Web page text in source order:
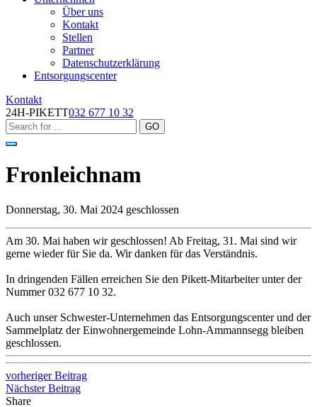
Über uns
Kontakt
Stellen
Partner
Datenschutzerklärung
Entsorgungscenter
Kontakt
24H-PIKETT032 677 10 32
Fronleichnam
Donnerstag, 30. Mai 2024 geschlossen
Am 30. Mai haben wir geschlossen! Ab Freitag, 31. Mai sind wir
gerne wieder für Sie da. Wir danken für das Verständnis.
In dringenden Fällen erreichen Sie den Pikett-Mitarbeiter unter der
Nummer 032 677 10 32.
Auch unser Schwester-Unternehmen das Entsorgungscenter und der
Sammelplatz der Einwohnergemeinde Lohn-Ammannsegg bleiben
geschlossen.
vorheriger Beitrag
Nächster Beitrag
Share